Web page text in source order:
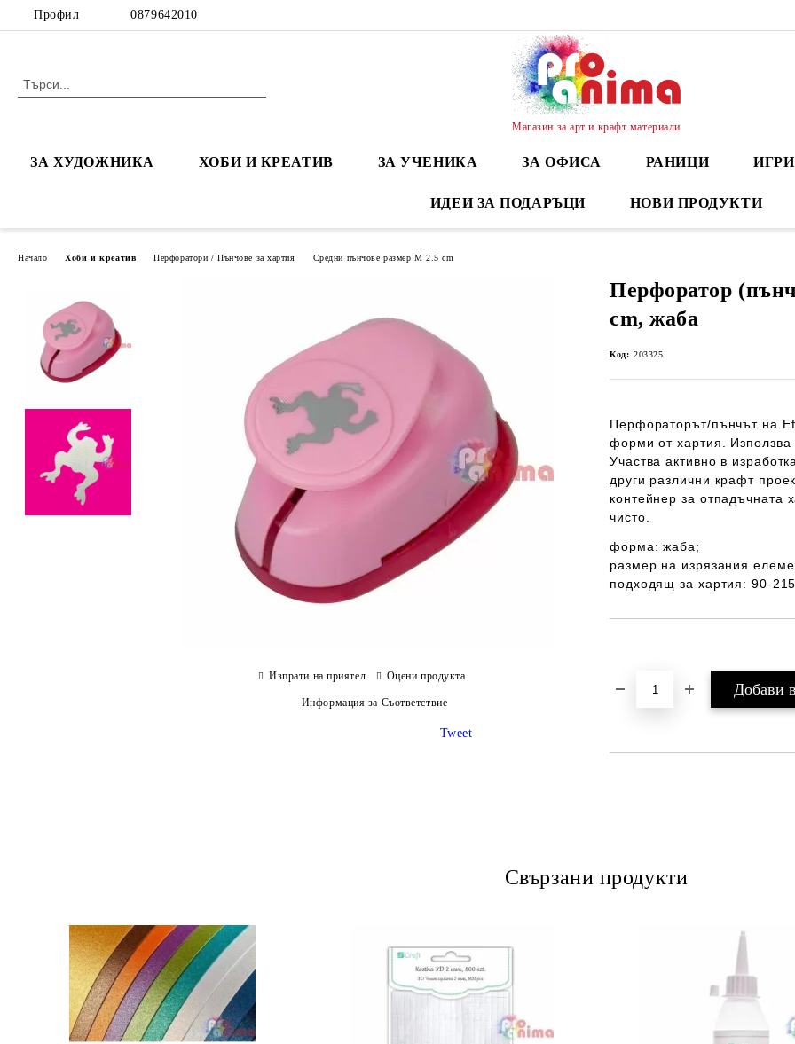
Профил 0879642010
Магазин за арт и крафт материали
ЗА ХУДОЖНИКА ХОБИ И КРЕАТИВ ЗА УЧЕНИКА ЗА ОФИСА РАНИЦИ
ИДЕИ ЗА ПОДАРЪЦИ НОВИ ПРОДУКТИ
Начало Хоби и креатив Перфоратори / Пънчове за хартия Средни пънчове размер М 2.5 cm
Перфоратор
cm, жаба
Код: 203325
Перфораторът/пънчът на
форми от хартия .
Участва активно в
други различни крафт
контейнер за отпадъчната
чисто.
форма: жаба;
размер на изрязания
подходящ за хартия: 90-215
Изпрати на приятел Оцени продукта
Информация за Съответствие
Tweet
Свързани продукти